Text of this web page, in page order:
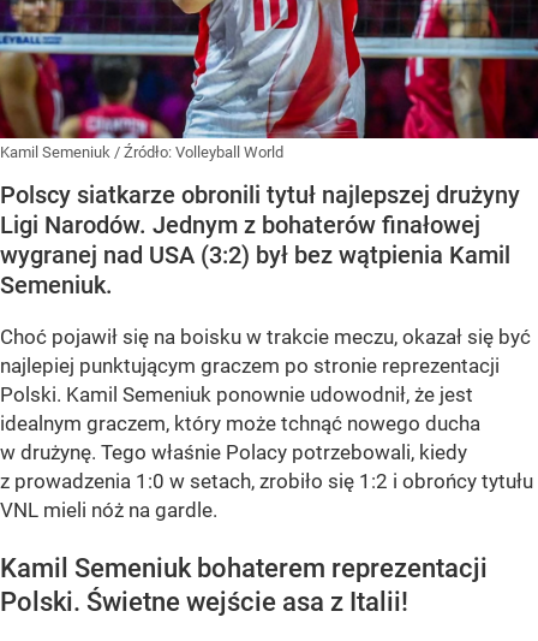
Kamil Semeniuk / Źródło: Volleyball World
Polscy siatkarze obronili tytuł najlepszej drużyny
Ligi Narodów. Jednym z bohaterów finałowej
wygranej nad USA (3:2) był bez wątpienia Kamil
Semeniuk.
Choć pojawił się na boisku w trakcie meczu, okazał się być
najlepiej punktującym graczem po stronie reprezentacji
Polski. Kamil Semeniuk ponownie udowodnił, że jest
idealnym graczem, który może tchnąć nowego ducha
w drużynę. Tego właśnie Polacy potrzebowali, kiedy
z prowadzenia 1:0 w setach, zrobiło się 1:2 i obrońcy tytułu
VNL mieli nóż na gardle.
Kamil Semeniuk bohaterem reprezentacji
Polski. Świetne wejście asa z Italii!